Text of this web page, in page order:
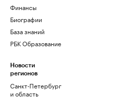
Финансы
Биографии
База знаний
РБК Образование
Новости
регионов
Санкт-Петербург
и область